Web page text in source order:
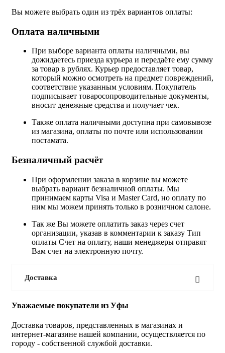
Вы можете выбрать один из трёх вариантов оплаты:
Оплата наличными
При выборе варианта оплаты наличными, вы
дожидаетесь приезда курьера и передаёте ему сумму
за товар в рублях. Курьер предоставляет товар,
который можно осмотреть на предмет повреждений,
соответствие указанным условиям. Покупатель
подписывает товаросопроводительные документы,
вносит денежные средства и получает чек.
Также оплата наличными доступна при самовывозе
из магазина, оплаты по почте или использовании
постамата.
Безналичный расчёт
При оформлении заказа в корзине вы можете
выбрать вариант безналичной оплаты. Мы
принимаем карты Visa и Master Card, но оплату по
ним мы можем принять только в розничном салоне.
Так же Вы можете оплатить заказ через счет
организации, указав в комментарии к заказу Тип
оплаты Счет на оплату, наши менеджеры отправят
Вам счет на электронную почту.
Доставка
Уважаемые покупатели из Уфы
Доставка товаров, представленных в магазинах и
интернет-магазине нашей компании, осуществляется по
городу - собственной службой доставки.